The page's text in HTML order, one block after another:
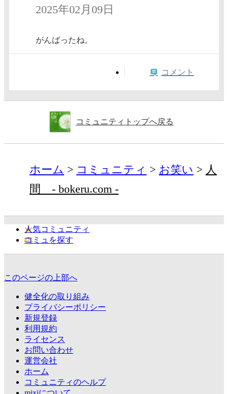
2025年02月09日
がんばったね。
コメント
コミュニティトップへ戻る
ホーム コミュニティ お笑い
人
間 - bokeru.com -
人気コミュニティ
コミュを探す
このページの上部へ
健全化の取り組み
プライバシーポリシー
新規登録
利用規約
ライセンス
お問い合わせ
運営会社
ホーム
コミュニティのヘルプ